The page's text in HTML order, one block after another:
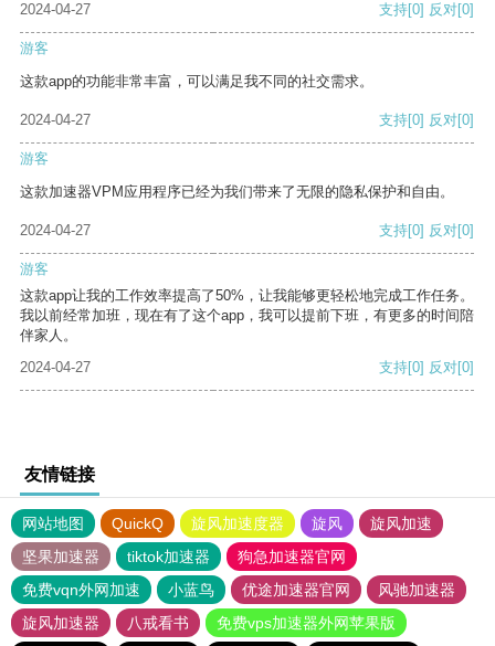
2024-04-27 支持[0] 反对[0]
游客
这款app的功能非常丰富，可以满足我不同的社交需求。
2024-04-27 支持[0] 反对[0]
游客
这款加速器VPM应用程序已经为我们带来了无限的隐私保护和自由。
2024-04-27 支持[0] 反对[0]
游客
这款app让我的工作效率提高了50%，让我能够更轻松地完成工作任务。
我以前经常加班，现在有了这个app，我可以提前下班，有更多的时间陪
伴家人。
2024-04-27
支持[0] 反对[0]
友情链接
网站地图 QuickQ 旋风加速度器 旋风
旋风加速
坚果加速器
tiktok加速器
狗急加速器官网
免费vqn外网加速
小蓝鸟 优途加速器官网
风驰加速器
旋风加速器
八戒看书 免费vps加速器外网苹果版